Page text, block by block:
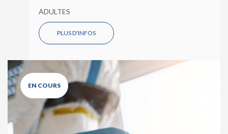
ADULTES
PLUS D'INFOS
EN COURS